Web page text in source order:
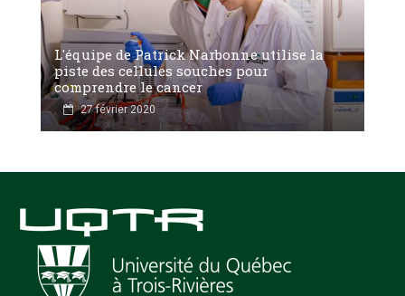
L'équipe de Patrick Narbonne utilise la
piste des cellules souches pour
comprendre le cancer
27 février 2020